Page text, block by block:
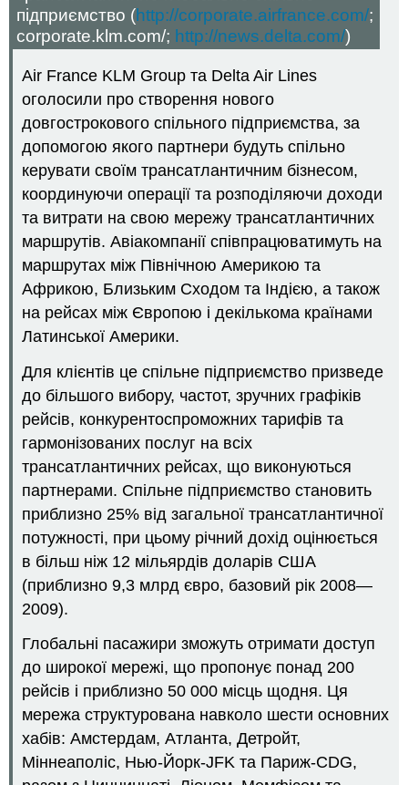
підприємство (http://corporate.airfrance.com/;
corporate.klm.com/; http://news.delta.com/)
Air France KLM Group та Delta Air Lines
оголосили про створення нового
довгострокового спільного підприємства, за
допомогою якого партнери будуть спільно
керувати своїм трансатлантичним бізнесом,
координуючи операції та розподіляючи доходи
та витрати на свою мережу трансатлантичних
маршрутів. Авіакомпанії співпрацюватимуть на
маршрутах між Північною Америкою та
Африкою, Близьким Сходом та Індією, а також
на рейсах між Європою і декількома країнами
Латинської Америки.
Для клієнтів це спільне підприємство призведе
до більшого вибору, частот, зручних графіків
рейсів, конкурентоспроможних тарифів та
гармонізованих послуг на всіх
трансатлантичних рейсах, що виконуються
партнерами. Спільне підприємство становить
приблизно 25% від загальної трансатлантичної
потужності, при цьому річний дохід оцінюється
в більш ніж 12 мільярдів доларів США
(приблизно 9,3 млрд євро, базовий рік 2008—
2009).
Глобальні пасажири зможуть отримати доступ
до широкої мережі, що пропонує понад 200
рейсів і приблизно 50 000 місць щодня. Ця
мережа структурована навколо шести основних
хабів: Амстердам, Атланта, Детройт,
Міннеаполіс, Нью-Йорк-JFK та Париж-CDG,